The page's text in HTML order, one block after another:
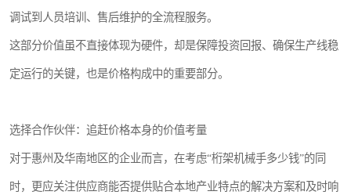
调试到人员培训、售后维护的全流程服务。
这部分价值虽不直接体现为硬件，却是保障投资回报、确保生产线稳
定运行的关键，也是价格构成中的重要部分。
选择合作伙伴：追赶价格本身的价值考量
对于惠州及华南地区的企业而言，在考虑“桁架机械手多少钱”的同
时，更应关注供应商能否提供贴合本地产业特点的解决方案和及时响